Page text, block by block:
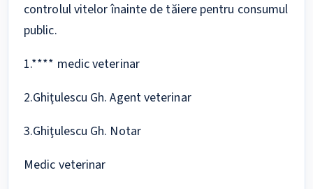
controlul vitelor înainte de tăiere pentru consumul
public.
1.**** medic veterinar
2.Ghiţulescu Gh. Agent veterinar
3.Ghiţulescu Gh. Notar
Medic veterinar